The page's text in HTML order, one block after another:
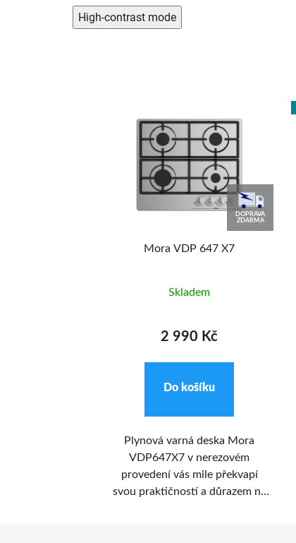
High-contrast mode
DOPRAVA
ZDARMA
Mora VDP 647 X7
Skladem
2 990 Kč
Do košíku
Plynová varná deska Mora
VDP647X7 v nerezovém
provedení vás mile překvapí
svou praktičností a důrazem na